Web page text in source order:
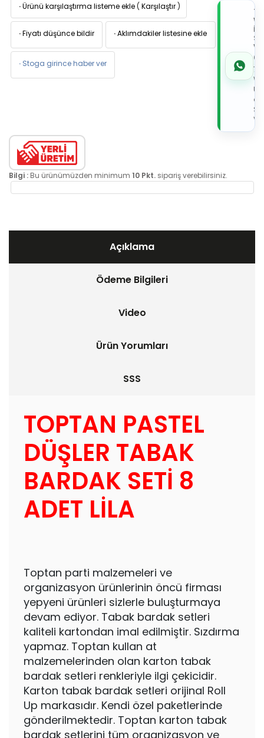
·Ürünü karşılaştırma listeme ekle ( Karşılaştır )
·Fiyatı düşünce bildir ·Aklımdakiler listesine ekle
· Stoga girince haber ver
İLE
de
Bilgi : Bu ürünümüzden minimum 10 Pkt. sipariş verebilirsiniz.
Açıklama
Ödeme Bilgileri
Video
Ürün Yorumları
SSS
TOPTAN PASTEL
DÜŞLER TABAK
BARDAK SETİ 8
ADET LİLA
Toptan parti malzemeleri ve
organizasyon ürünlerinin öncü firması
yepyeni ürünleri sizlerle buluşturmaya
devam ediyor. Tabak bardak setleri
kaliteli kartondan imal edilmiştir. Sızdırma
yapmaz. Toptan kullan at
malzemelerinden olan karton tabak
bardak setleri renkleriyle ilgi çekicidir.
Karton tabak bardak setleri orijinal Roll
Up markasıdır. Kendi özel paketlerinde
gönderilmektedir. Toptan karton tabak
bardak setlerini tüm organizasyon ve